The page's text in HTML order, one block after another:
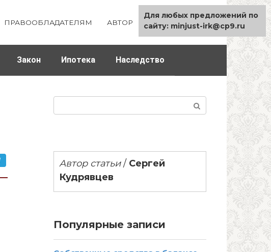
ПРАВООБЛАДАТЕЛЯМ АВТОР КАРТА САЙТА
Закон Ипотека Наследство
Автор статьи/ Сергей
Кудрявцев
Популярные записи
Для любых предложений по
сайту: minjust-irk@cp9.ru